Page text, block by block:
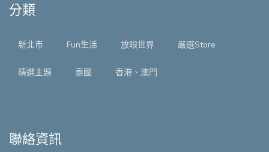
分類
新北市 Fun生活 放眼世界 嚴選Store
精選主題 泰國 香港、澳門
聯絡資訊